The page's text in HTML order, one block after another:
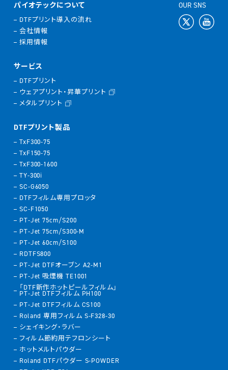
パイオテックについて
DTFプリント導入の流れ
会社情報
採用情報
サービス
DTFプリント
ウェアプリント・昇華プリント
メタルプリント
DTFプリント製品
TxF300-75
TxF150-75
TxF300-1600
TY-300i
SC-G6050
DTFフィルム専用プロッタ
SC-F1050
PT-Jet 75cm/S200
PT-Jet 75cm/S300-M
PT-Jet 60cm/S100
RDTFS800
PT-Jet DTFオーブン A2-M1
PT-Jet 吸煙機 TE1001
「DTF新作ホットピールフィルム」
PT-Jet DTFフィルム PH100
PT-Jet DTFフィルム CS100
Roland 専用フィルム S-F328-30
シェイキング・ラバー
フィルム節約用テフロンシート
ホットメルトパウダー
Roland DTFパウダー S-POWDER
OUR SNS